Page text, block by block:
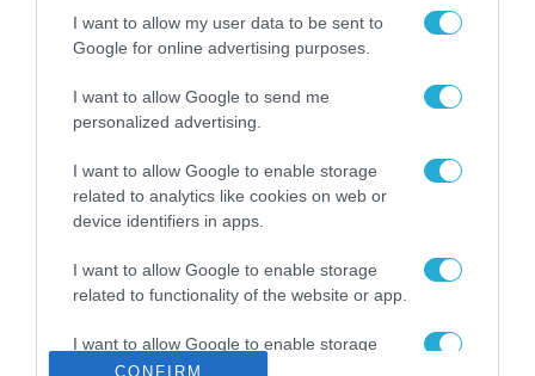
I want to allow my user data to be sent to
Google for online advertising purposes.
I want to allow Google to send me
personalized advertising.
I want to allow Google to enable storage
related to analytics like cookies on web or
device identifiers in apps.
I want to allow Google to enable storage
related to functionality of the website or app.
I want to allow Google to enable storage
related to personalization.
CONFIRM
ΑΑΔΕ: Διευκρινίσεις
για τα πρόστιμα σε
αφορούν τους ΦΗΜ
31.07.2026
Σ. Καλαφάτης: «Η
Τεχνητή Νοημοσύνη
δεν είναι απλώς μια
νέα τεχνολογία, είναι
επανάσταση»
Νέος οδηγός του ΕΚΤ
των ελληνικών
επιχειρήσεων στον